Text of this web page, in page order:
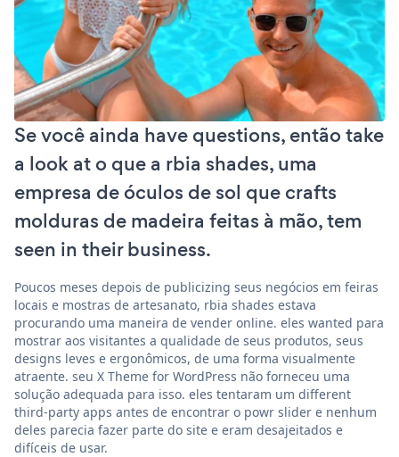
Se você ainda have questions, então take
a look at o que a rbia shades, uma
empresa de óculos de sol que crafts
molduras de madeira feitas à mão, tem
seen in their business.
Poucos meses depois de publicizing seus negócios em feiras
locais e mostras de artesanato, rbia shades estava
procurando uma maneira de vender online. eles wanted para
mostrar aos visitantes a qualidade de seus produtos, seus
designs leves e ergonômicos, de uma forma visualmente
atraente. seu X Theme for WordPress não forneceu uma
solução adequada para isso. eles tentaram um different
third-party apps antes de encontrar o powr slider e nenhum
deles parecia fazer parte do site e eram desajeitados e
difíceis de usar.